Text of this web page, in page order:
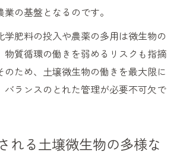
物が実現する安定した収量と品質
壌微生物が支える自然循環型農業
かす設計型微生物の基礎知識
生物の基本概念と土壌微生物の違
の基盤となるのです。
学肥料の投入や農薬の多用は微生物の
物質循環の働きを弱めるリスクも指摘
のため、土壌微生物の働きを最大限に
バランスのとれた管理が必要不可欠で
れる土壌微生物の多様な